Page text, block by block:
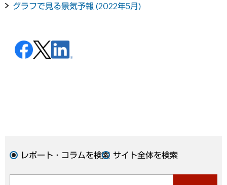
グラフで見る景気予報 (2022年5月)
レポート・コラムを検索 サイト全体を検索